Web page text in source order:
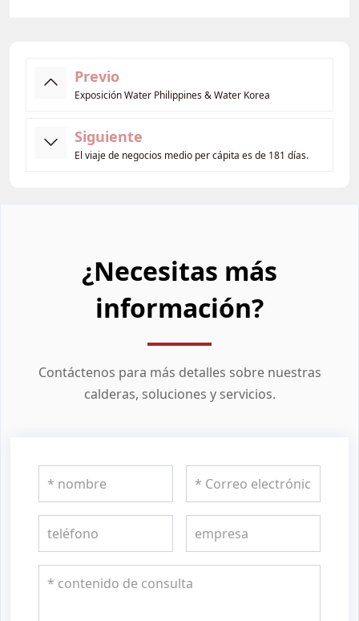
Previo
Exposición Water Philippines & Water Korea
Siguiente
El viaje de negocios medio per cápita es de 181 días.
¿Necesitas más
información?
Contáctenos para más detalles sobre nuestras
calderas, soluciones y servicios.